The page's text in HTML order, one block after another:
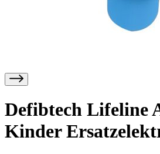
Defibtech Lifeline
Kinder